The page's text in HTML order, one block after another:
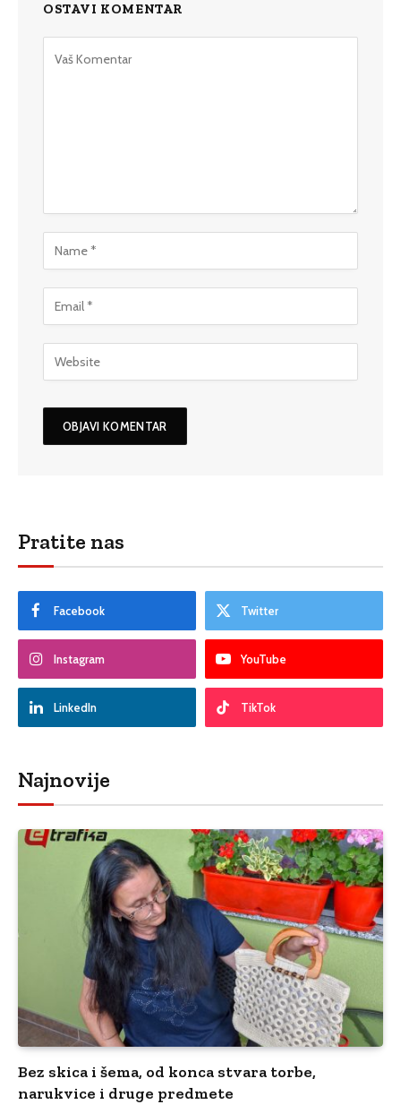
OSTAVI KOMENTAR
Pratite nas
Facebook Twitter
Instagram YouTube
LinkedIn TikTok
Najnovije
Bez skica i šema, od konca stvara torbe,
narukvice i druge predmete